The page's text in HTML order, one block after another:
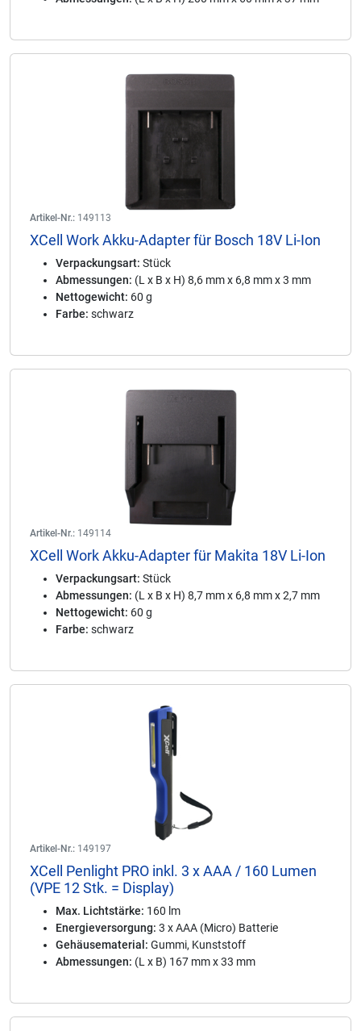
Artikel-Nr.: 149113
XCell Work Akku-Adapter für Bosch 18V Li-Ion
Verpackungsart: Stück
Abmessungen: (L x B x H) 8,6 mm x 6,8 mm x 3 mm
Nettogewicht: 60 g
Farbe: schwarz
Artikel-Nr.: 149114
XCell Work Akku-Adapter für Makita 18V Li-Ion
Verpackungsart: Stück
Abmessungen: (L x B x H) 8,7 mm x 6,8 mm x 2,7 mm
Nettogewicht: 60 g
Farbe: schwarz
Artikel-Nr.: 149197
XCell Penlight PRO inkl. 3 x AAA / 160 Lumen
(VPE 12 Stk. = Display)
Max. Lichtstärke: 160 lm
Energieversorgung: 3 x AAA (Micro) Batterie
Gehäusematerial: Gummi, Kunststoff
Abmessungen: (L x B) 167 mm x 33 mm